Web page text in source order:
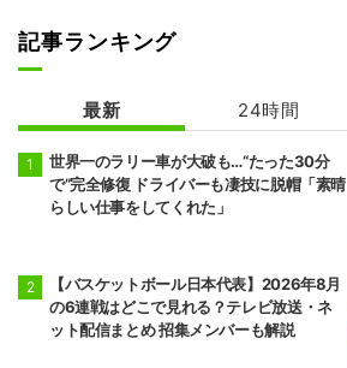
記事ランキング
最新 24時間
世界一のラリー車が大破も…“たった30分
で”完全修復 ドライバーも凄技に脱帽「素晴
らしい仕事をしてくれた」
【バスケットボール日本代表】2026年8月
の6連戦はどこで見れる？テレビ放送・ネ
ット配信まとめ 招集メンバーも解説